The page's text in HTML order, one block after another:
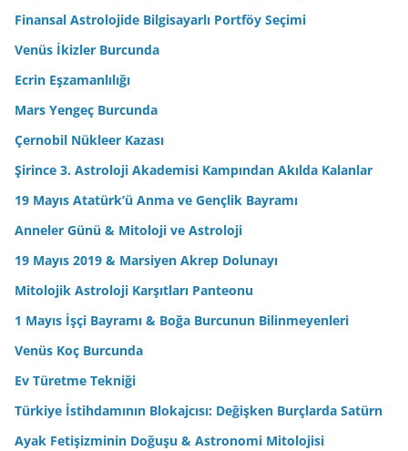
Finansal Astrolojide Bilgisayarlı Portföy Seçimi
Venüs İkizler Burcunda
Ecrin Eşzamanlılığı
Mars Yengeç Burcunda
Çernobil Nükleer Kazası
Şirince 3. Astroloji Akademisi Kampından Akılda Kalanlar
19 Mayıs Atatürk’ü Anma ve Gençlik Bayramı
Anneler Günü & Mitoloji ve Astroloji
19 Mayıs 2019 & Marsiyen Akrep Dolunayı
Mitolojik Astroloji Karşıtları Panteonu
1 Mayıs İşçi Bayramı & Boğa Burcunun Bilinmeyenleri
Venüs Koç Burcunda
Ev Türetme Tekniği
Türkiye İstihdamının Blokajcısı: Değişken Burçlarda Satürn
Ayak Fetişizminin Doğuşu & Astronomi Mitolojisi